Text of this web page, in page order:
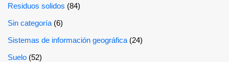
Residuos solidos (84)
Sin categoría (6)
Sistemas de información geográfica (24)
Suelo (52)